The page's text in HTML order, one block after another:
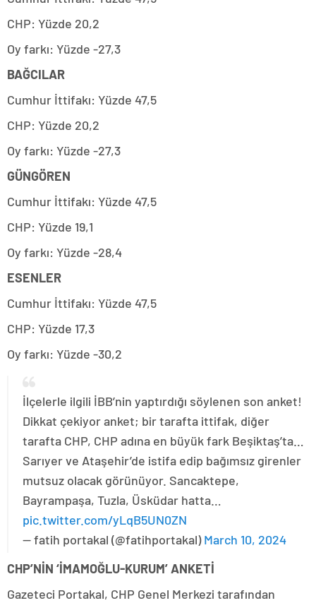
CHP: Yüzde 20,2
Oy farkı: Yüzde -27,3
BAĞCILAR
Cumhur İttifakı: Yüzde 47,5
CHP: Yüzde 20,2
Oy farkı: Yüzde -27,3
GÜNGÖREN
Cumhur İttifakı: Yüzde 47,5
CHP: Yüzde 19,1
Oy farkı: Yüzde -28,4
ESENLER
Cumhur İttifakı: Yüzde 47,5
CHP: Yüzde 17,3
Oy farkı: Yüzde -30,2
İlçelerle ilgili İBB’nin yaptırdığı söylenen son anket!
Dikkat çekiyor anket; bir tarafta ittifak, diğer
tarafta CHP, CHP adına en büyük fark Beşiktaş’ta…
Sarıyer ve Ataşehir’de istifa edip bağımsız girenler
mutsuz olacak görünüyor. Sancaktepe,
Bayrampaşa, Tuzla, Üsküdar hatta…
pic.twitter.com/yLqB5UN0ZN
— fatih portakal (@fatihportakal)March 10, 2024
CHP’NİN ‘İMAMOĞLU-KURUM’ ANKETİ
Gazeteci Portakal, CHP Genel Merkezi tarafından